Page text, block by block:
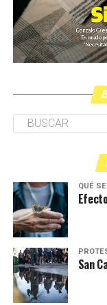
https://
paisaje-
agua-
Un ojo de
un-ojo-de-
El video de 2
QUÉ
San